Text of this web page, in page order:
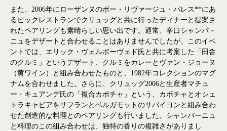
また、2006年にローザンヌのボー・リヴァージュ・パレス**にあ
るピックレストランでクリュッグと共に行ったディナーと提案さ
れたペアリングも素晴らしい思い出です。通常、辛口シャンパ－
ニュをデザートと合わせることはありませんでしたが、このイベ
ントでは、エリック・ヴェルボーヴェド氏と共に考案した「田舎
のクルミ」というデザート、クルミをカレーとヴァン・ジョーヌ
（黄ワイン）と組み合わせたものと、1982年コレクションのマグ
ナムを合わせました。さらに、クリュッグ2006と生産者マチュ
ー・キュアンデ氏の「複合カボチャ」という、カボチャとオシェ
トラキャビアをサフランとベルガモットのサバイヨンと組み合わ
せた創造的な料理とのペアリングも行いました。シャンパーニュ
と料理のこの組み合わせは、独特の香りの複雑さがありまし